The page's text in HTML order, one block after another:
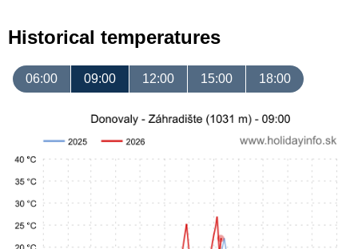
Historical temperatures
06:00 09:00 12:00 15:00 18:00